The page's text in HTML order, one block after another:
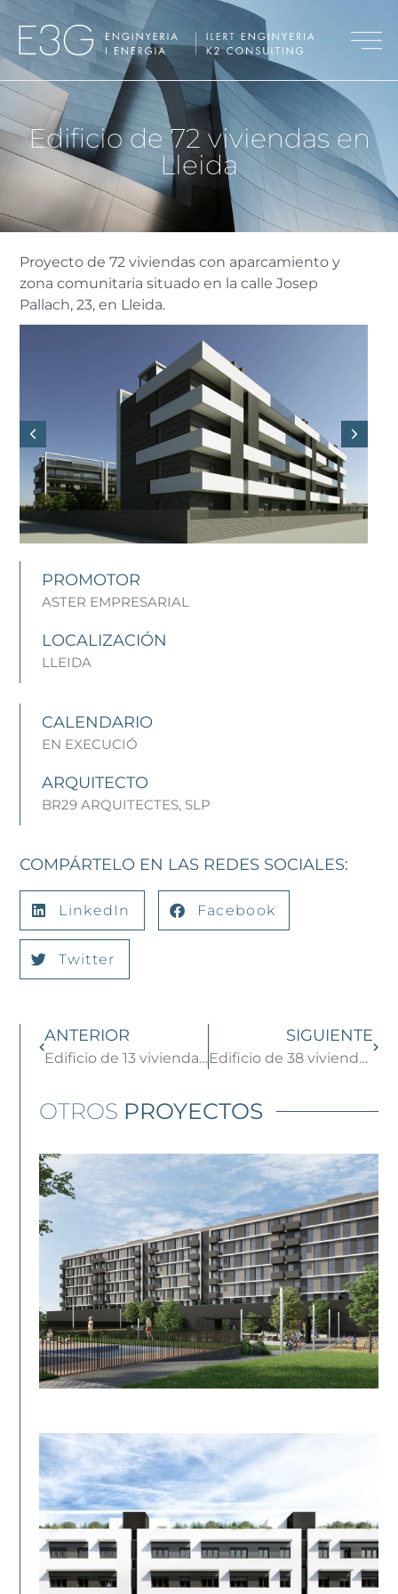
Edificio de 72 viviendas en
Lleida
Proyecto de 72 viviendas con aparcamiento y
zona comunitaria situado en la calle Josep
Pallach, 23, en Lleida.
PROMOTOR
ASTER EMPRESARIAL
LOCALIZACIÓN
LLEIDA
CALENDARIO
EN EXECUCIÓ
ARQUITECTO
BR29 ARQUITECTES, SLP
COMPÁRTELO EN LAS REDES SOCIALES:
LinkedIn Facebook
Twitter
ANTERIOR
Edificio de 13 viviendas en Sant Cugat del Vallès
SIGUIENTE
Edificio de 38 viviendas en Bon Pastor, Barcelona
OTROS PROYECTOS